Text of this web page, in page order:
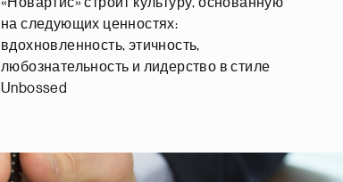
«Новартис» строит культуру, основанную
на следующих ценностях:
вдохновленность, этичность,
любознательность и лидерство в стиле
Unbossed